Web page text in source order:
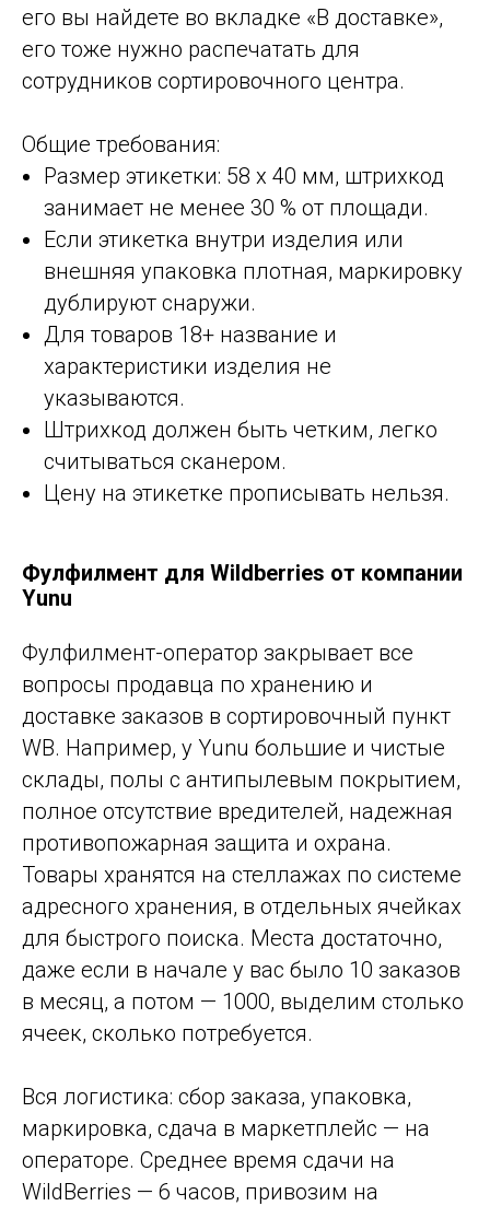
его вы найдете во вкладке «В доставке»,
его тоже нужно распечатать для
сотрудников сортировочного центра.
Общие требования:
Размер этикетки: 58 х 40 мм, штрихкод
занимает не менее 30 % от площади.
Если этикетка внутри изделия или
внешняя упаковка плотная, маркировку
дублируют снаружи.
Для товаров 18+ название и
характеристики изделия не
указываются.
Штрихкод должен быть четким, легко
считываться сканером.
Цену на этикетке прописывать нельзя.
Фулфилмент для Wildberries от компании
Yunu
Фулфилмент-оператор закрывает все
вопросы продавца по хранению и
доставке заказов в сортировочный пункт
WB. Например, у Yunu большие и чистые
склады, полы с антипылевым покрытием,
полное отсутствие вредителей, надежная
противопожарная защита и охрана.
Товары хранятся на стеллажах по системе
адресного хранения, в отдельных ячейках
для быстрого поиска. Места достаточно,
даже если в начале у вас было 10 заказов
в месяц, а потом — 1000, выделим столько
ячеек, сколько потребуется.
Вся логистика: сбор заказа, упаковка,
маркировка, сдача в маркетплейс — на
операторе. Среднее время сдачи на
WildBerries — 6 часов, привозим на